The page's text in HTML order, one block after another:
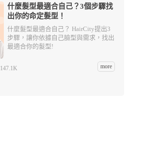
什麼髮型最適合自己？3個步驟找
出你的命定髮型！
什麼髮型最適合自己？ HairCity提出3
步驟，讓你依據自己臉型與需求，找出
最適合你的髮型!
147.1K more